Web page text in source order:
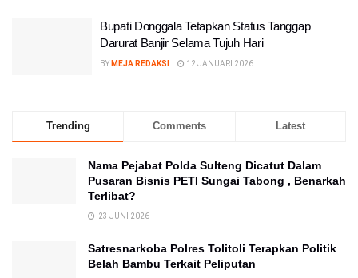
Bupati Donggala Tetapkan Status Tanggap
Darurat Banjir Selama Tujuh Hari
BY MEJA REDAKSI 12 JANUARI 2026
Trending Comments Latest
Nama Pejabat Polda Sulteng Dicatut Dalam
Pusaran Bisnis PETI Sungai Tabong , Benarkah
Terlibat?
23 JUNI 2026
Satresnarkoba Polres Tolitoli Terapkan Politik
Belah Bambu Terkait Peliputan